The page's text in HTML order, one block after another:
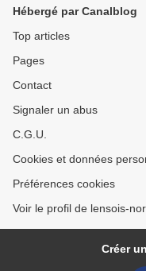
Hébergé par Canalblog
Top articles
Pages
Contact
Signaler un abus
C.G.U.
Cookies et données
Préférences cookies
Voir le profil de lensois-
Créer